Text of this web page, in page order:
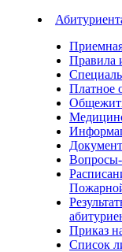
Правила
Платное
Приказ
Список